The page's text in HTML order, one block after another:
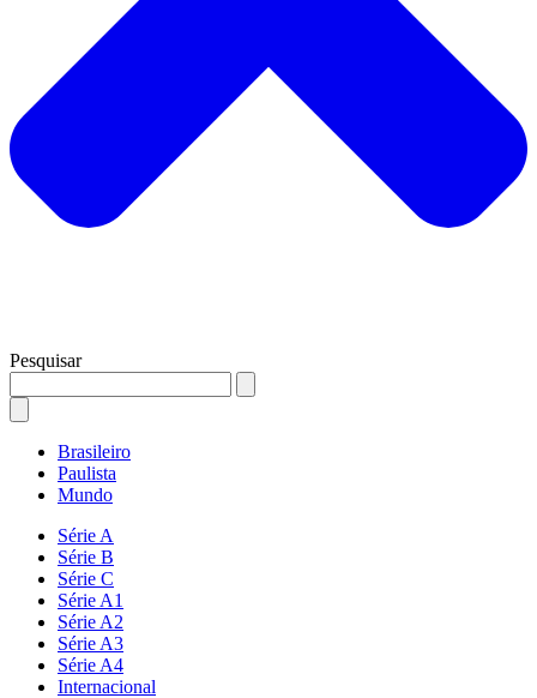
Pesquisar
Brasileiro
Paulista
Mundo
Série A
Série B
Série C
Série A1
Série A2
Série A3
Série A4
Internacional